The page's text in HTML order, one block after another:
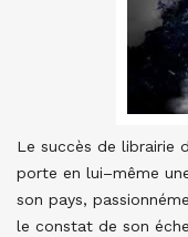
Le succès de librairie
porte en lui–même
son pays,
le constat de son